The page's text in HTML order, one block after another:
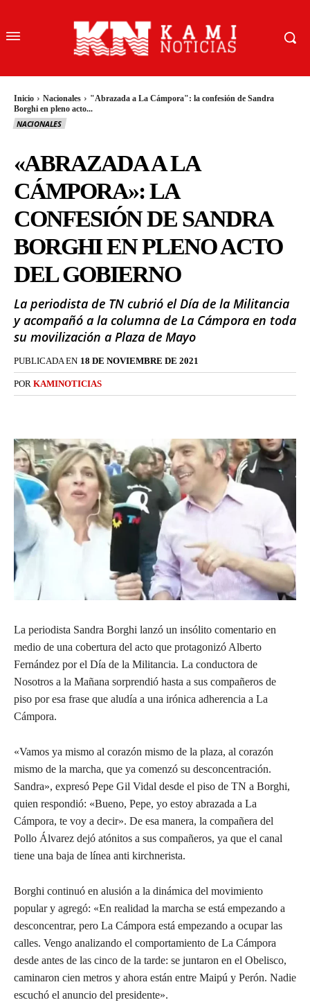
Inicio Nacionales
"Abrazada a La Cámpora": la confesión de Sandra
Borghi en pleno acto...
NACIONALES
«ABRAZADA A LA
CÁMPORA»: LA
CONFESIÓN DE SANDRA
BORGHI EN PLENO ACTO
DEL GOBIERNO
La periodista de TN cubrió el Día de la Militancia
y acompañó a la columna de La Cámpora en toda
su movilización a Plaza de Mayo
PUBLICADA EN 18 DE NOVIEMBRE DE 2021
POR KAMINOTICIAS
La periodista Sandra Borghi lanzó un insólito comentario en
medio de una cobertura del acto que protagonizó Alberto
Fernández por el Día de la Militancia. La conductora de
Nosotros a la Mañana sorprendió hasta a sus compañeros de
piso por esa frase que aludía a una irónica adherencia a La
Cámpora.
«Vamos ya mismo al corazón mismo de la plaza, al corazón
mismo de la marcha, que ya comenzó su desconcentración.
Sandra», expresó Pepe Gil Vidal desde el piso de TN a Borghi,
quien respondió: «Bueno, Pepe, yo estoy abrazada a La
Cámpora, te voy a decir». De esa manera, la compañera del
Pollo Álvarez dejó atónitos a sus compañeros, ya que el canal
tiene una baja de línea anti kirchnerista.
Borghi continuó en alusión a la dinámica del movimiento
popular y agregó: «En realidad la marcha se está empezando a
desconcentrar, pero La Cámpora está empezando a ocupar las
calles. Vengo analizando el comportamiento de La Cámpora
desde antes de las cinco de la tarde: se juntaron en el Obelisco,
caminaron cien metros y ahora están entre Maipú y Perón. Nadie
escuchó el anuncio del presidente».